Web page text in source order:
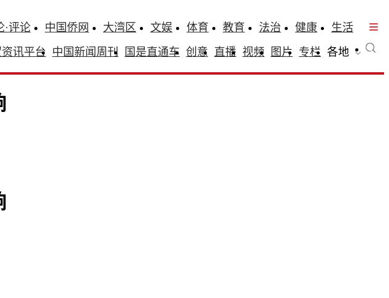
·评论 中国侨网 大湾区 文娱 体育 教育 法治 健康
生活
讯平台 中国新闻周刊 国是直通车 创意 直播 视频 图片 专栏 各地